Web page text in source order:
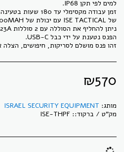
זהו פנס מושלם לסריקות, חיפושים, הצלה
₪570
מותג: ISRAEL SECURITY EQUIPMENT
מק"ט / ברקוד:: ISE-THPF